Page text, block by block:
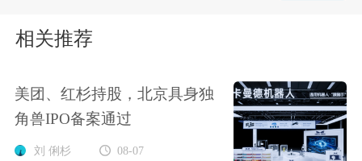
相关推荐
美团、红杉持股，北京具身独
角兽IPO备案通过
刘 俐杉 08-07